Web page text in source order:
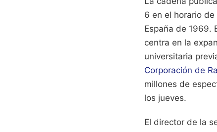
6 en el horario
España de 1969.
centra en la
universitaria
Corporación de
millones de
los jueves.
El director de la